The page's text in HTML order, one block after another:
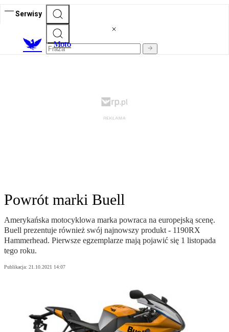
Serwisy
Moto
Powrót marki Buell
Amerykańska motocyklowa marka powraca na europejską scenę.
Buell prezentuje również swój najnowszy produkt - 1190RX
Hammerhead. Pierwsze egzemplarze mają pojawić się 1 listopada
tego roku.
Publikacja: 21.10.2021 14:07